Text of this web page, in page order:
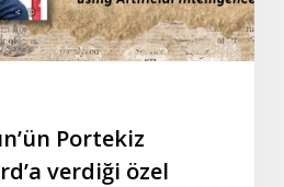
Portekiz
verdiği özel